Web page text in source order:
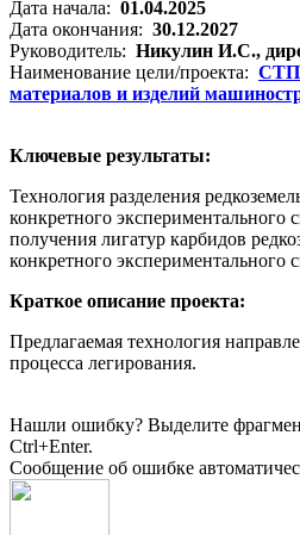
Дата начала: 01.04.2025
Дата окончания: 30.12.2027
Руководитель: Никулин И.С.,
Наименование цели/проекта: СТП
материалов и изделий
Ключевые результаты:
Технология разделения
конкретного экспериментального
получения лигатур карбидов
конкретного экспериментального
Краткое описание проекта:
Предлагаемая технология
процесса легирования.
Нашли ошибку? Выделите
Ctrl+Enter.
Сообщение об ошибке